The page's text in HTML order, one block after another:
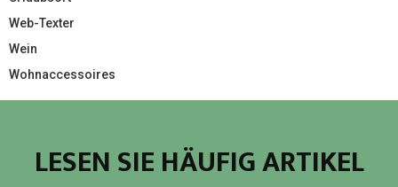
Web-Texter
Wein
Wohnaccessoires
LESEN SIE HÄUFIG ARTIKEL